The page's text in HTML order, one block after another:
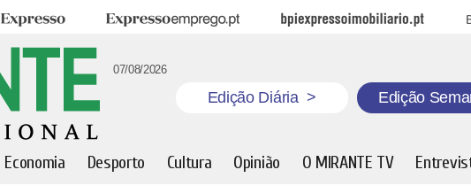
Expresso Expresso Emprego BPI Expresso Imobiliário
07/08/2026
Edição Diária > Edição
Economia Desporto Cultura Opinião O MIRANTE TV